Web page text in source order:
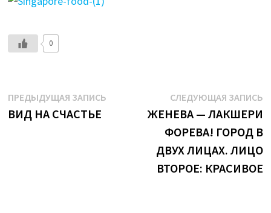
0
Навигация
по
ПРЕДЫДУЩАЯ ЗАПИСЬ
ВИД НА СЧАСТЬЕ
СЛЕДУЮЩАЯ ЗАПИСЬ
ЖЕНЕВА — ЛАКШЕРИ
ФОРЕВА! ГОРОД В
ДВУХ ЛИЦАХ. ЛИЦО
ВТОРОЕ: КРАСИВОЕ